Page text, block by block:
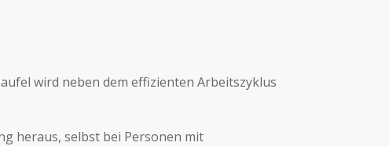
wird neben dem effizienten Arbeitszyklus
heraus, selbst bei Personen mit